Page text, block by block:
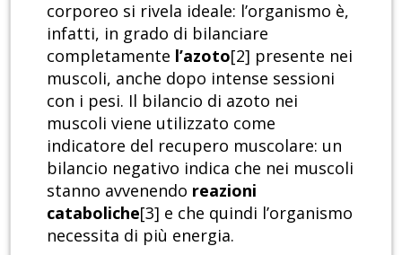
corporeo si rivela ideale: l’organismo è,
infatti, in grado di bilanciare
completamente l’azoto[2] presente nei
muscoli, anche dopo intense sessioni
con i pesi. Il bilancio di azoto nei
muscoli viene utilizzato come
indicatore del recupero muscolare: un
bilancio negativo indica che nei muscoli
stanno avvenendo reazioni
cataboliche[3] e che quindi l’organismo
necessita di più energia.